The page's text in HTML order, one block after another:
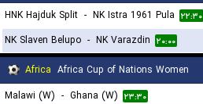
HNK Hajduk Split - NK Istra 1961 Pula ۲۲:۳۰
NK Slaven Belupo - NK Varazdin ۲۰:۰۰
Africa Africa Cup of Nations Women
Malawi (W) - Ghana (W) ۲۳:۳۰